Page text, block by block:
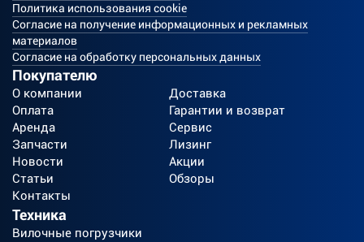
Политика использования cookie
Согласие на получение информационных и рекламных
материалов
Согласие на обработку персональных данных
Покупателю
О компании
Доставка
Оплата
Гарантии и возврат
Аренда
Сервис
Запчасти
Лизинг
Новости
Акции
Статьи
Обзоры
Контакты
Техника
Вилочные погрузчики